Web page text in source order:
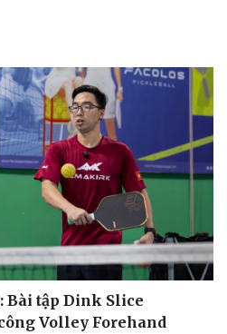
Podcast
Câu chuyện thời sự
Đọc truyện đêm khuya
Cửa sổ tình yêu
Kể chuyện cho bé
Hạt giống tâm hồn
tập Dink Slice
Volley Forehand